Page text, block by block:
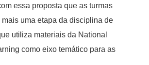
essa proposta que as turmas
uma etapa da disciplina de
utiliza materiais da National
como eixo temático para as